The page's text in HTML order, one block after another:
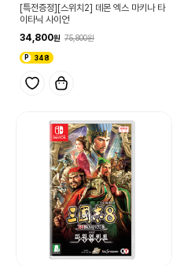
[특전증정][스위치2] 데몬 엑스 마키나 타
이타닉 사이언
34,800
75,800
348